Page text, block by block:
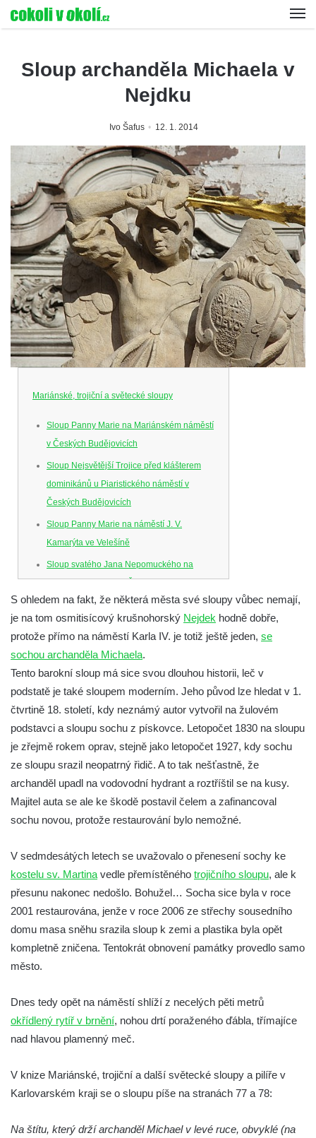
Sloup archanděla Michaela v
Nejdku
Ivo Šafus 12. 1. 2014
Mariánské, trojiční a světecké sloupy
Sloup Panny Marie na Mariánském náměstí
v Českých Budějovicích
Sloup Nejsvětější Trojice před klášterem
dominikánů u Piaristického náměstí v
Českých Budějovicích
Sloup Panny Marie na náměstí J. V.
Kamarýta ve Velešíně
Sloup svatého Jana Nepomuckého na
náměstí J. Gurreho v Římově
Sloup Nejsvětější Trojice v Mirošovicích
Sloup se sochou Bolestného Krista (Ecce
Homo) na zahradě zámku Chrámce
Sloup Panny Marie u kostela Nalezení
svatého Kříže ve Frýdlantu
Sloup Panny Marie v Hostinném
Sloup Nejsvětější Trojice v Krásné u
Pěnčína
Sloup s krucifixem u kostela svatého
Vavřince v Teplicích nad Metují
Sloup Panny Marie Bolestné v Polici nad
Metují
Sloup svaté Barbory v zámecké zahradě v
Teplicích
Sloup Nejsvětější Trojice na Tyršově
náměstí v Cítolibech
Strupčicích (dnes kříž)
Sloup se sochou Piety v Kostelní ulici ve
Sloup Panny Marie u kaple v Brníkově
S ohledem na fakt, že některá města své sloupy vůbec nemají,
je na tom osmitisícový krušnohorský Nejdek hodně dobře,
protože přímo na náměstí Karla IV. je totiž ještě jeden, se
sochou archanděla Michaela.
Tento barokní sloup má sice svou dlouhou historii, leč v
podstatě je také sloupem moderním. Jeho původ lze hledat v 1.
čtvrtině 18. století, kdy neznámý autor vytvořil na žulovém
podstavci a sloupu sochu z pískovce. Letopočet 1830 na sloupu
je zřejmě rokem oprav, stejně jako letopočet 1927, kdy sochu
ze sloupu srazil neopatrný řidič. A to tak nešťastně, že
archanděl upadl na vodovodní hydrant a roztříštil se na kusy.
Majitel auta se ale ke škodě postavil čelem a zafinancoval
sochu novou, protože restaurování bylo nemožné.
V sedmdesátých letech se uvažovalo o přenesení sochy ke
kostelu sv. Martina vedle přemístěného trojičního sloupu, ale k
přesunu nakonec nedošlo. Bohužel… Socha sice byla v roce
2001 restaurována, jenže v roce 2006 ze střechy sousedního
domu masa sněhu srazila sloup k zemi a plastika byla opět
kompletně zničena. Tentokrát obnovení památky provedlo samo
město.
Dnes tedy opět na náměstí shlíží z necelých pěti metrů
okřídlený rytíř v brnění, nohou drtí poraženého ďábla, třímajíce
nad hlavou plamenný meč.
V knize Mariánské, trojiční a další světecké sloupy a pilíře v
Karlovarském kraji se o sloupu píše na stranách 77 a 78:
Na štítu, který drží archanděl Michael v levé ruce, obvyklé (na